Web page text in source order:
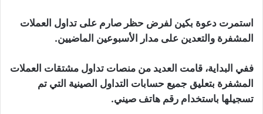
استمرت دعوة بكين لفرض حظر صارم على تداول العملات
المشفرة والتعدين على مدار الأسبوعين الماضيين.
ففي البداية، قامت العديد من منصات تداول مشتقات العملات
المشفرة بتعليق جميع حسابات التداول الصينية التي تم
تسجيلها باستخدام رقم هاتف صيني.